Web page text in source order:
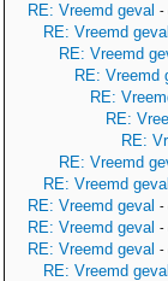
RE: Vreemd geval -
RE: Vreemd geval
RE: Vreemd
RE: Vreemd
RE:
RE:
RE:
RE: Vreemd
RE: Vreemd geval
RE: Vreemd geval -
RE: Vreemd geval -
RE: Vreemd geval -
RE: Vreemd geval